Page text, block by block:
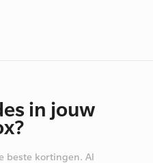
in jouw
beste kortingen. Al